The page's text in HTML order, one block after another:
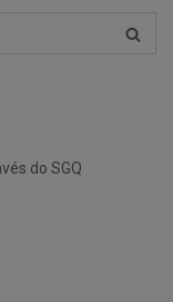
do SGQ